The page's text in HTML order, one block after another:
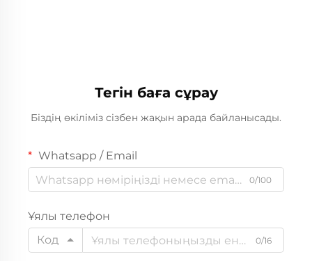
Тегін баға сұрау
Біздің өкіліміз сізбен жақын арада байланысады.
Whatsapp / Email
0/100
Ұялы телефон
Код
0/16